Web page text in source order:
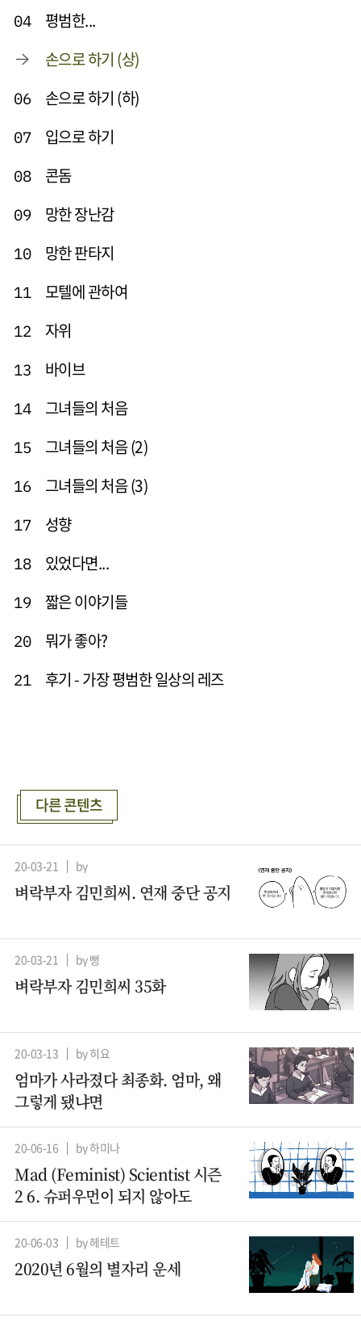
04
평범한...
손으로 하기 (상)
06 손으로 하기 (하)
07 입으로 하기
08 콘돔
09 망한 장난감
10 망한 판타지
11 모텔에 관하여
12 자위
13 바이브
14 그녀들의 처음
15 그녀들의 처음 (2)
16 그녀들의 처음 (3)
17 성향
18 있었다면...
19 짧은 이야기들
20 뭐가 좋아?
21 후기 - 가장 평범한 일상의 레즈
다른 콘텐츠
20-03-21 by
벼락부자 김민희씨. 연재 중단 공지
20-03-21 by 뻥
벼락부자 김민희씨 35화
20-03-13 by 히요
엄마가 사라졌다 최종화. 엄마, 왜
그렇게 됐냐면
20-06-16 by 하미나
Mad (Feminist) Scientist 시즌
2 6. 슈퍼우먼이 되지 않아도
20-06-03 by 헤테트
2020년 6월의 별자리 운세